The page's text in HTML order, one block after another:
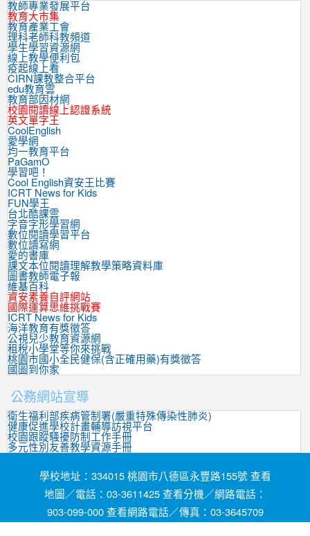
教師專業發展平台
教育大市集
教育產業工會
理科老師科教頻道
學生學習資源網
線上教學便利包
疫起線上看
CIRN課教整合平台
edu教育雲
教育部因材網
校園閱讀線上認證系統
英文單字王
CoolEnglish
愛學網
均一教育平台
PaGamO
學習吧！
Cool English資安王比賽
ICRT News for Kids
FUN學王
台北酷課雲
字音字形學習網
數位閱讀學習平台
數位讀寫網
愛的書庫
課文本位閱讀理解教學策略資料庫
圖書教師電子報
維基百科
資安素養自評網站
國際運算思維挑戰賽
ICRT News for Kids
海洋教育有獎徵答
公視兒少教育資源網
租稅小學堂等你來挑戰
桃園市國小全民健保(含正確用藥)有獎徵答
國圖到你家
公務網站宣導
衛生福利部疾病管制署(嚴重特殊傳染性肺炎)
健康促進學校計畫輔導訪視平台
校園跟蹤騷擾防制工作手冊
多元性別友善教學資源手冊
學校地址：334015 桃園市八德區永豐路155號 查看
地圖／電話：03-3611425 查看分機／網路電話：
903-099-000 查看網路電話／傳真：03-3645709